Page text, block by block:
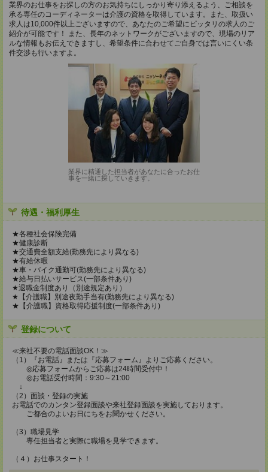
業界のお仕事をお探しの方のお気持ちにしっかり寄り添えるよう、ご相談を
承る専任のコーディネーターは介護の資格を取得しています。また、取扱い
求人は10,000件以上ございますので、あなたのご希望にピッタリの求人のご
紹介が可能です！ また、長年のネットワークがございますので、現場のリア
ルな情報もお伝えできますし、希望条件に合わせてご自身では言いにくい条
件交渉も行いますよ。
業界に精通した担当者があなたに合ったお仕
事を一緒に探していきます。
待遇・福利厚生
★各種社会保険完備
★健康診断
★交通費全額支給(勤務先により異なる)
★有給休暇
★車・バイク通勤可(勤務先により異なる)
★給与日払いサービス(一部条件あり)
★退職金制度あり（別途規定あり）
★【介護職】別途夜勤手当有(勤務先により異なる)
★【介護職】資格取得応援制度(一部条件あり)
登録について
≪来社不要の電話面談OK！≫
（1）『お電話』または『応募フォーム』よりご応募ください。
◎応募フォームからご応募は24時間受付中！
◎お電話受付時間：9:30～21:00
↓
（2）面談・登録の実施
お電話でのカンタン登録面談や来社登録面談を実施しております。
ご都合のよいお日にちをお聞かせください。
（3）職場見学
専任担当者と実際に職場を見学できます。
（４）お仕事スタート！